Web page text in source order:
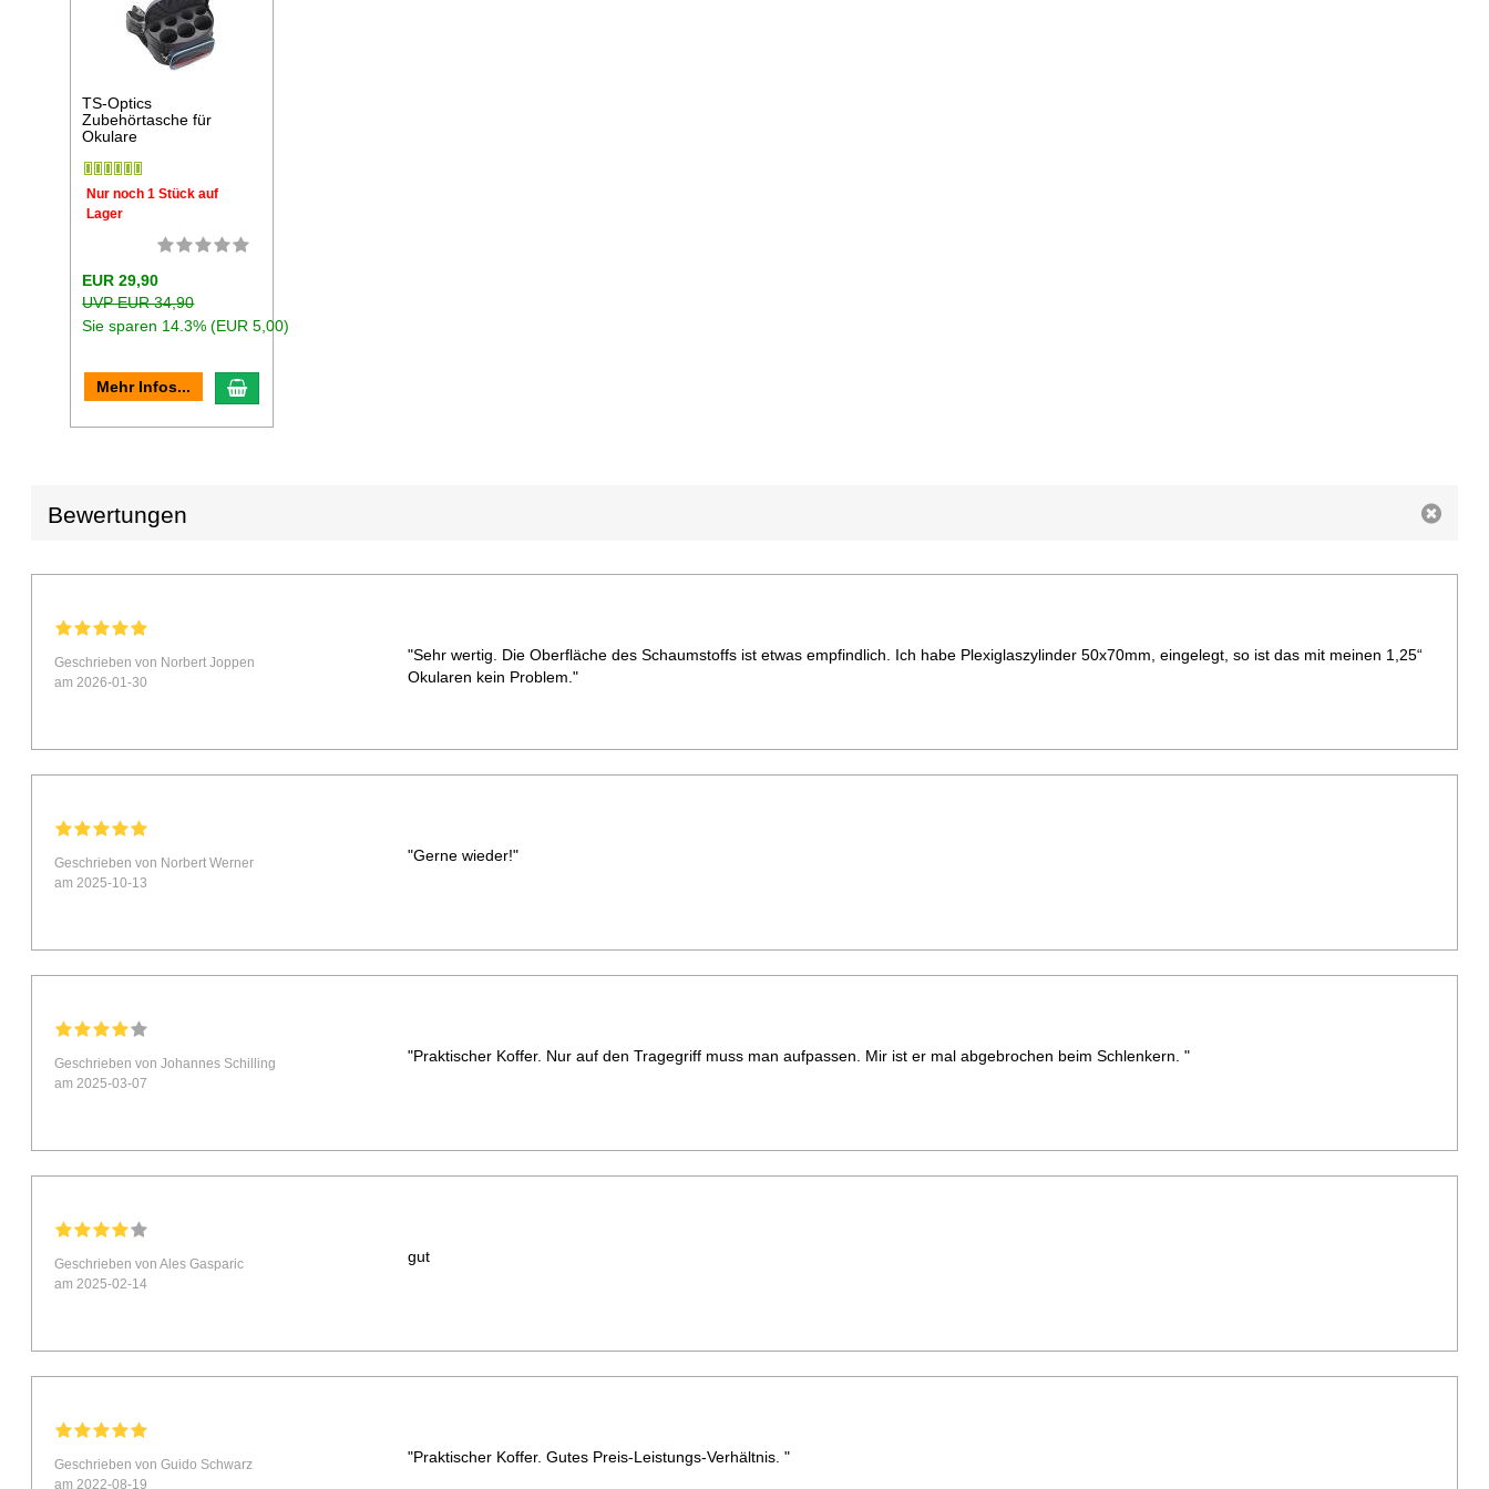
TS-Optics
Zubehörtasche für
Okulare
Nur noch 1 Stück auf
Lager
EUR 29,90
UVP EUR 34,90
Sie sparen 14.3% (EUR 5,00)
Mehr Infos... In den Warenkorb
Bewertungen
Geschrieben von Norbert Joppen
am 2026-01-30
"Sehr wertig. Die Oberfläche des Schaumstoffs ist etwas empfindlich. Ich habe Plexiglaszylinder 50x70mm, eingelegt, so ist das mit meinen 1,25“
Okularen kein Problem."
Geschrieben von Norbert Werner
am 2025-10-13
"Gerne wieder!"
Geschrieben von Johannes Schilling
am 2025-03-07
"Praktischer Koffer. Nur auf den Tragegriff muss man aufpassen. Mir ist er mal abgebrochen beim Schlenkern. "
Geschrieben von Ales Gasparic
am 2025-02-14
gut
Geschrieben von Guido Schwarz
am 2022-08-19
"Praktischer Koffer. Gutes Preis-Leistungs-Verhältnis. "